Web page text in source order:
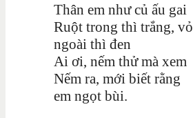
Thân em như củ ấu gai
Ruột trong thì trắng, vỏ
ngoài thì đen
Ai ơi, nếm thử mà xem
Nếm ra, mới biết rằng
em ngọt bùi.